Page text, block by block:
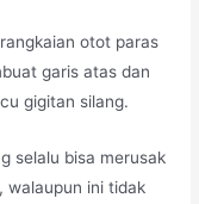
otot paras
garis atas dan
gigitan silang.
selalu bisa merusak
walaupun ini tidak